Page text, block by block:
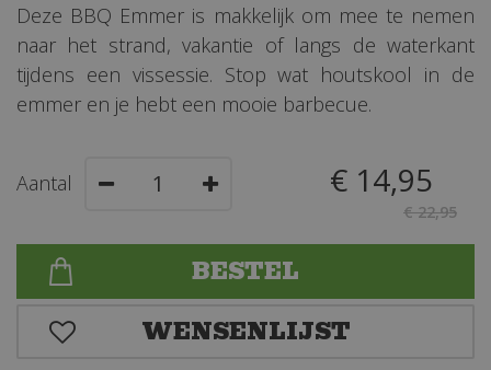
Deze BBQ Emmer is makkelijk om mee te nemen
naar het strand, vakantie of langs de waterkant
tijdens een vissessie. Stop wat houtskool in de
emmer en je hebt een mooie barbecue.
€ 22,95
€ 14,95
Aantal